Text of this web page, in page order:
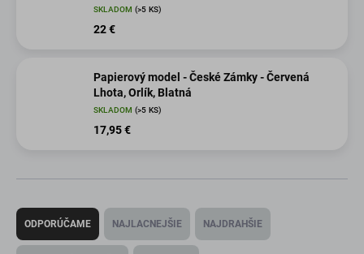
SKLADOM (>5 KS)
22 €
Papierový model - České Zámky - Červená
Lhota, Orlík, Blatná
SKLADOM (>5 KS)
17,95 €
R
d
ODPORÚČAME NAJLACNEJŠIE NAJDRAHŠIE